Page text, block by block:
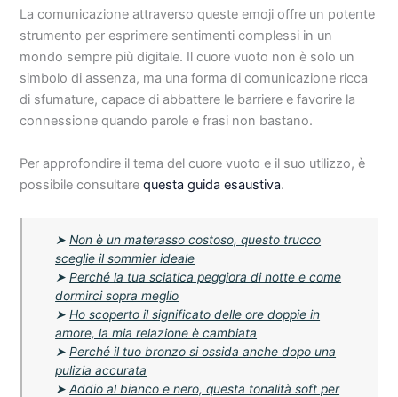
La comunicazione attraverso queste emoji offre un potente
strumento per esprimere sentimenti complessi in un
mondo sempre più digitale. Il cuore vuoto non è solo un
simbolo di assenza, ma una forma di comunicazione ricca
di sfumature, capace di abbattere le barriere e favorire la
connessione quando parole e frasi non bastano.
Per approfondire il tema del cuore vuoto e il suo utilizzo, è
possibile consultarequesta guida esaustiva.
➤Non è un materasso costoso, questo trucco
sceglie il sommier ideale
➤Perché la tua sciatica peggiora di notte e come
dormirci sopra meglio
➤Ho scoperto il significato delle ore doppie in
amore, la mia relazione è cambiata
➤Perché il tuo bronzo si ossida anche dopo una
pulizia accurata
➤Addio al bianco e nero, questa tonalità soft per